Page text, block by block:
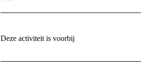
Deze activiteit is voorbij